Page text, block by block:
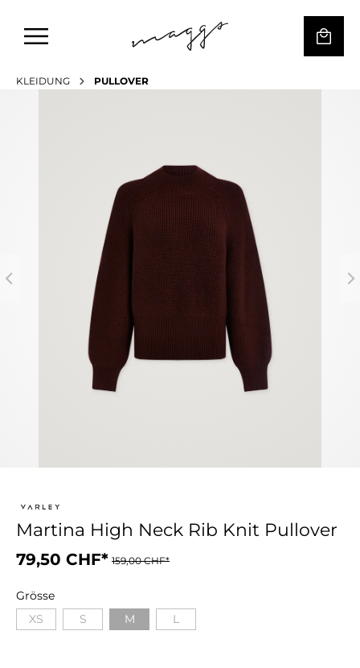
KLEIDUNG PULLOVER
Martina High Neck Rib Knit Pullover
79,50 CHF* 159,00 CHF*
Grösse
XS
S M L